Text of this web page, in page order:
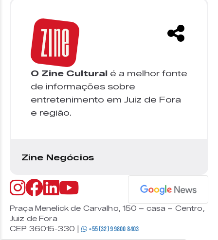
O Zine Cultural é a melhor fonte
de informações sobre
entretenimento em Juiz de Fora
e região.
Zine Negócios
Praça Menelick de Carvalho, 150 – casa – Centro,
Juiz de Fora
CEP 36015-330 |
+55 (32) 9 9800 8403